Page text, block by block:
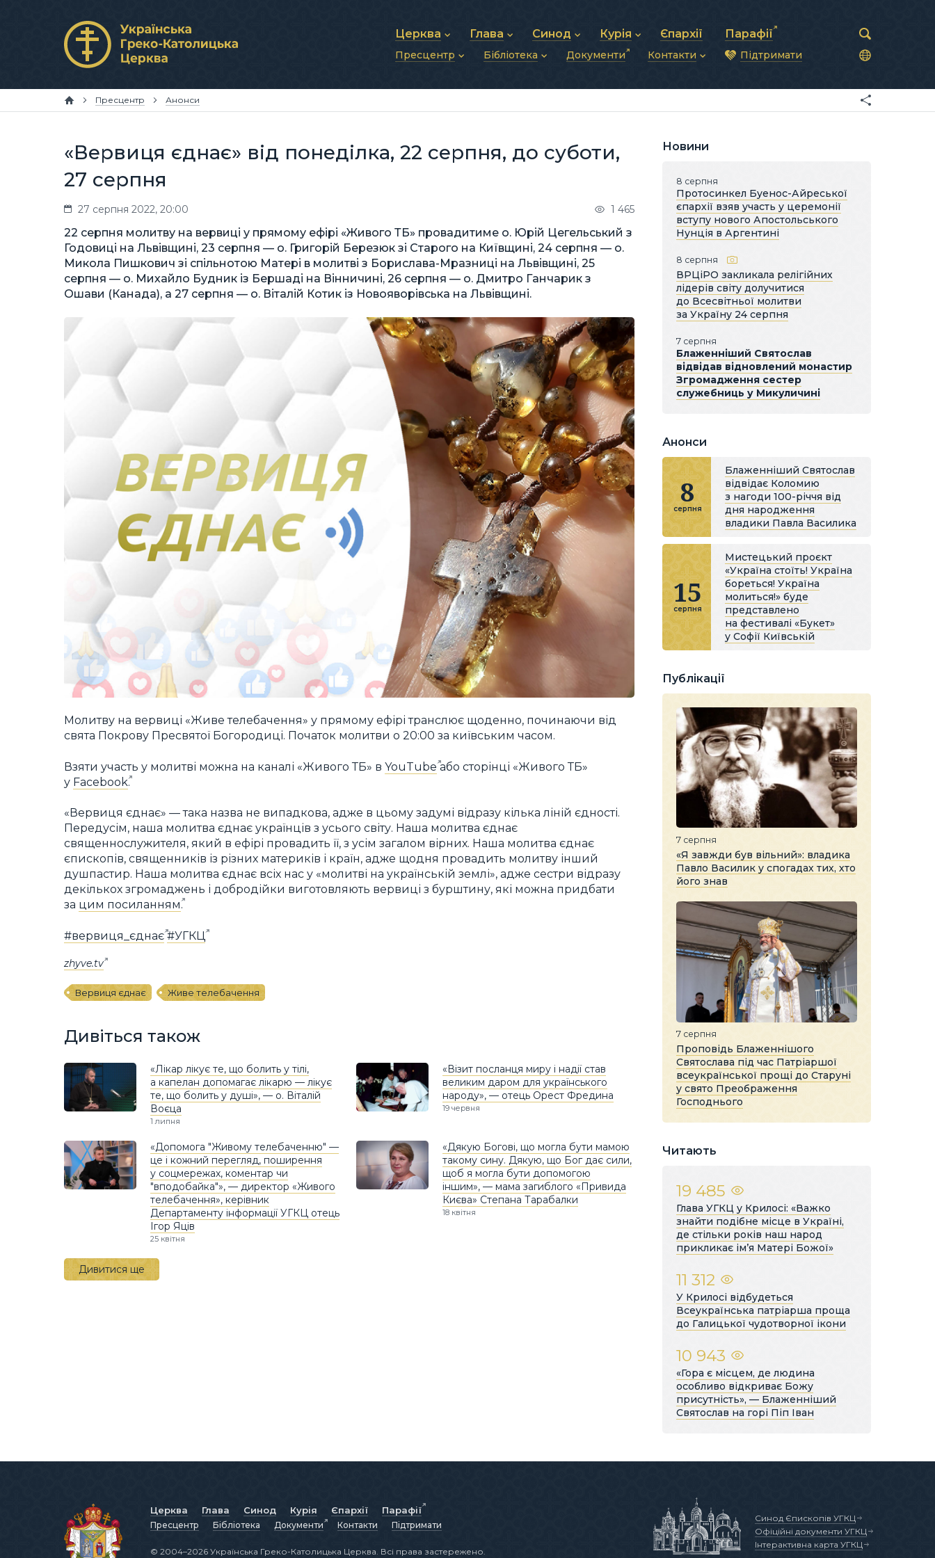
Церква
Про УГКЦ
Структура УГКЦ
Глава
Блаженніший Святослав
Фотографії
Синод
Синод Єпископів
Митрополичі Синоди
Курія
Душпастирська рада
Зв’язки та комунікації
Єпархії Парафії
Пресцентр
Публікації
Фото та відео
Бібліотека
Молитви
Документи Контакти
Синоди Єпископів
Патріарша курія
Підтримати
Пресцентр Анонси
«Вервиця єднає» від понеділка, 22 серпня, до суботи,
27 серпня
27 серпня 2022, 20:00 1 465
22 серпня молитву на вервиці у прямому ефірі «Живого ТБ» провадитиме о. Юрій Цегельський з
Годовиці на Львівщині, 23 серпня — о. Григорій Березюк зі Старого на Київщині, 24 серпня — о.
Микола Пишкович зі спільнотою Матері в молитві з Борислава-Мразниці на Львівщині, 25
серпня — о. Михайло Будник із Бершаді на Вінничині, 26 серпня — о. Дмитро Ганчарик з
Ошави (Канада), а 27 серпня — о. Віталій Котик із Новояворівська на Львівщині.
Молитву на вервиці «Живе телебачення» у прямому ефірі транслює щоденно, починаючи від
свята Покрову Пресвятої Богородиці. Початок молитви о 20:00 за київським часом.
Взяти участь у молитві можна на каналі «Живого ТБ» в YouTubeабо сторінці «Живого ТБ»
у Facebook.
«Вервиця єднає» — така назва не випадкова, адже в цьому задумі відразу кілька ліній єдності.
Передусім, наша молитва єднає українців з усього світу. Наша молитва єднає
священнослужителя, який в ефірі провадить її, з усім загалом вірних. Наша молитва єднає
єпископів, священників із різних материків і країн, адже щодня провадить молитву інший
душпастир. Наша молитва єднає всіх нас у «молитві на українській землі», адже сестри відразу
декількох згромаджень і добродійки виготовляють вервиці з бурштину, які можна придбати
за цим посиланням.
#вервиця_єднає #УГКЦ
zhyve.tv
Вервиця єднає Живе телебачення
Дивіться також
«Лікар лікує те, що болить у тілі,
а капелан допомагає лікарю — лікує
те, що болить у душі», — о. Віталій
Воєца
1 липня
«Візит посланця миру і надії став
великим даром для українського
народу», — отець Орест Фредина
19 червня
«Допомога "Живому телебаченню" —
це і кожний перегляд, поширення
у соцмережах, коментар чи
"вподобайка"», — директор «Живого
телебачення», керівник
Департаменту інформації УГКЦ отець
Ігор Яців
25 квітня
«Дякую Богові, що могла бути мамою
такому сину. Дякую, що Бог дає сили,
щоб я могла бути допомогою
іншим», — мама загиблого «Привида
Києва» Степана Тарабалки
18 квітня
Дивитися ще
Новини
8 серпня
Протосинкел Буенос-Айреської
єпархії взяв участь у церемонії
вступу нового Апостольського
Нунція в Аргентині
8 серпня
ВРЦіРО закликала релігійних
лідерів світу долучитися
до Всесвітньої молитви
за Україну 24 серпня
7 серпня
Блаженніший Святослав
відвідав відновлений монастир
Згромадження сестер
служебниць у Микуличині
Анонси
8
серпня
Блаженніший Святослав
відвідає Коломию
з нагоди 100-річчя від
дня народження
владики Павла Василика
15
серпня
Мистецький проєкт
«Україна стоїть! Україна
бореться! Україна
молиться!» буде
представлено
на фестивалі «Букет»
у Софії Київській
Публікації
7 серпня
«Я завжди був вільний»: владика
Павло Василик у спогадах тих, хто
його знав
7 серпня
Проповідь Блаженнішого
Святослава під час Патріаршої
всеукраїнської прощі до Старуні
у свято Преображення
Господнього
Читають
19 485
Глава УГКЦ у Крилосі: «Важко
знайти подібне місце в Україні,
де стільки років наш народ
прикликає ім’я Матері Божої»
11 312
У Крилосі відбудеться
Всеукраїнська патріарша проща
до Галицької чудотворної ікони
10 943
«Гора є місцем, де людина
особливо відкриває Божу
присутність», — Блаженніший
Святослав на горі Піп Іван
Церква Глава Синод Курія Єпархії Парафії
Пресцентр Бібліотека Документи Контакти Підтримати
Синод Єпископів УГКЦ
Офіційні документи УГКЦ
Інтерактивна карта УГКЦ
© 2004–2026 Українська Греко-Католицька Церква. Всі права застережено.